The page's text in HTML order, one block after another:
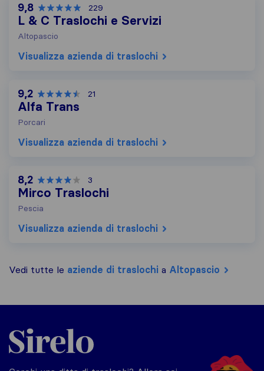
9,8 229
L & C Traslochi e Servizi
Altopascio
Visualizza azienda di traslochi
9,2 21
Alfa Trans
Porcari
Visualizza azienda di traslochi
8,2 3
Mirco Traslochi
Pescia
Visualizza azienda di traslochi
Vedi tutte le aziende di traslochi a Altopascio
Sirelo.it